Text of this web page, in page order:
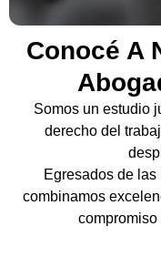
Conocé A
Somos un estudio
derecho del
Egresados de
combinamos